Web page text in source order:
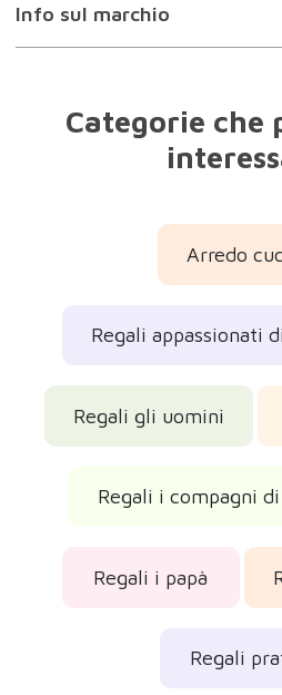
Info sul marchio
Categorie che
Arredo
Regali appassionati
Regali gli uomini
Regali i compagni
Regali i papà
Regali